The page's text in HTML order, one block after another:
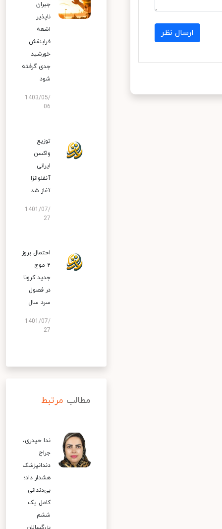
ارسال نظر
جبران
ناپذیر
اشعه
فرابنفش
خورشید
جدی گرفته
شود
1403/05/
06
توزیع
واکسن
ایرانی
آنفلوانزا
آغاز شد
1401/07/
27
احتمال بروز
۲ موج
جدید کرونا
در فصول
سرد سال
1401/07/
27
مطالب مرتبط
ندا حیدری،
جراح
دندانپزشک
هشدار داد؛
بی‌دندانی
کامل یک
ششم